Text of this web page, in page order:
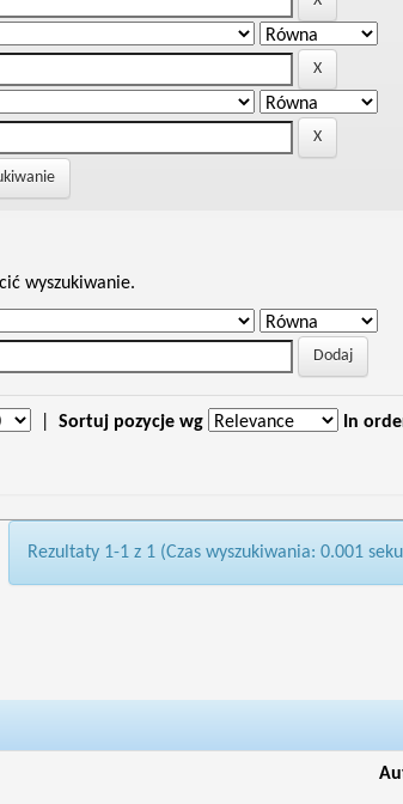
wyszukiwanie.
Sortuj pozycje wg In
Rezultaty 1-1 z 1 (Czas wyszukiwania: 0.001